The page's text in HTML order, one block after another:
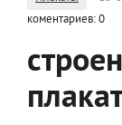
коментариев: 0